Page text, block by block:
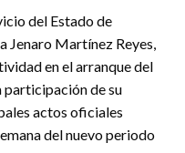
del Estado de
Jenaro Martínez Reyes,
en el arranque del
participación de su
actos oficiales
del nuevo periodo